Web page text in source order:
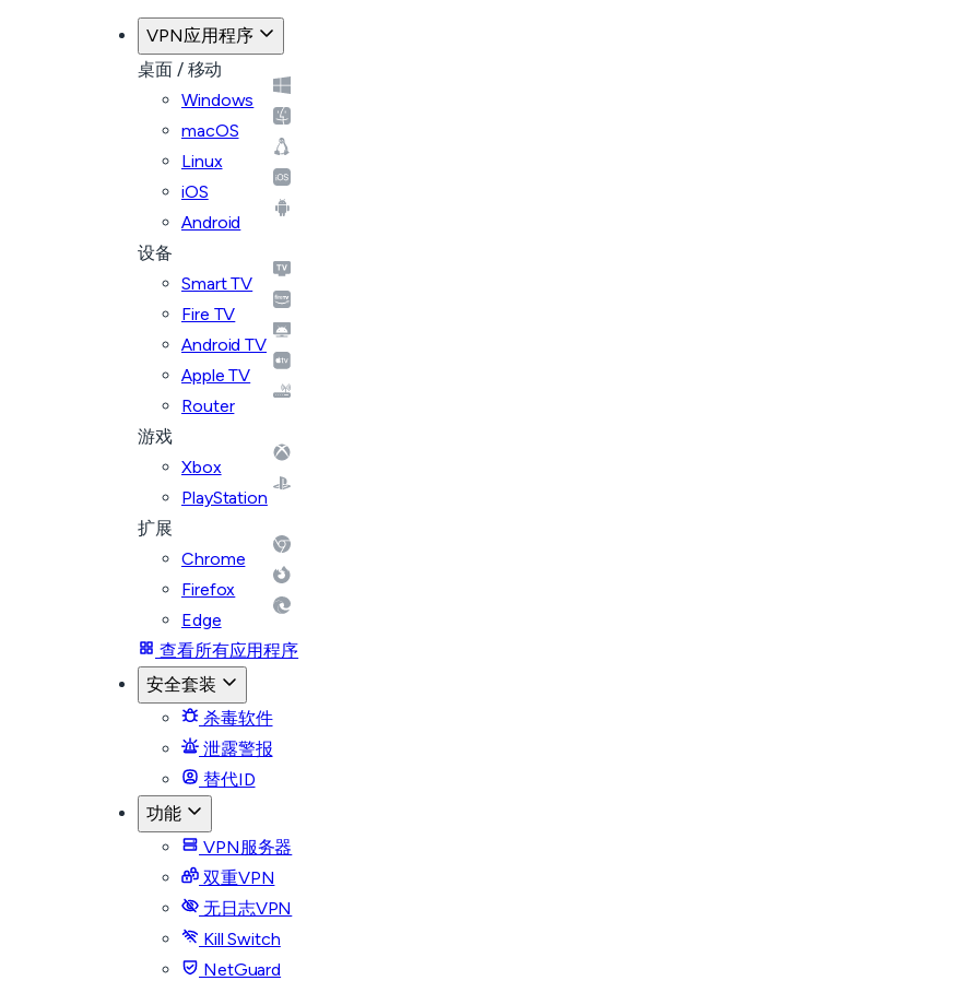
VPN应用程序
桌面 / 移动
Windows
macOS
Linux
iOS
Android
设备
Smart TV
Fire TV
Android TV
Apple TV
Router
游戏
Xbox
PlayStation
扩展
Chrome
Firefox
Edge
查看所有应用程序
安全套装
杀毒软件
泄露警报
替代ID
功能
VPN服务器
双重VPN
无日志VPN
Kill Switch
NetGuard